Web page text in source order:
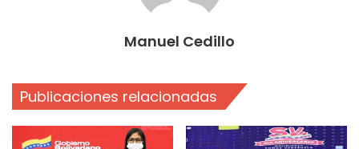
Manuel Cedillo
Publicaciones relacionadas